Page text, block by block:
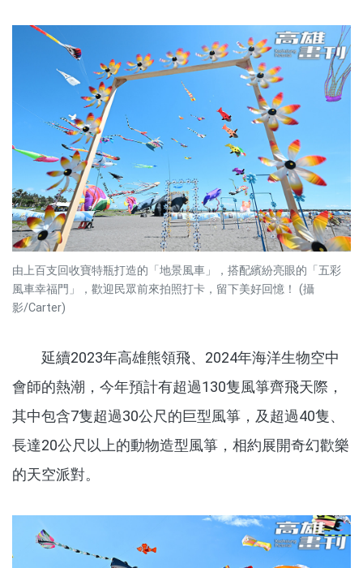
由上百支回收寶特瓶打造的「地景風車」，搭配繽紛亮眼的「五彩
風車幸福門」，歡迎民眾前來拍照打卡，留下美好回憶！ (攝
影/Carter)
延續2023年高雄熊領飛、2024年海洋生物空中
會師的熱潮，今年預計有超過130隻風箏齊飛天際，
其中包含7隻超過30公尺的巨型風箏，及超過40隻、
長達20公尺以上的動物造型風箏，相約展開奇幻歡樂
的天空派對。